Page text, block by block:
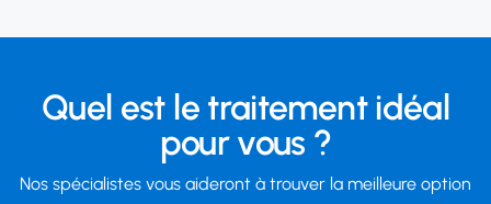
Quel est le traitement idéal
pour vous ?
Nos spécialistes vous aideront à trouver la meilleure option